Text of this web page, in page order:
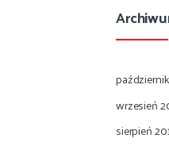
wrzesień
sierpień